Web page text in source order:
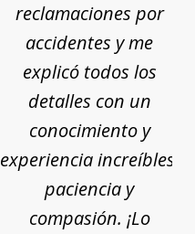
reclamaciones por
accidentes y me
explicó todos los
detalles con un
conocimiento y
experiencia increíbles,
paciencia y
compasión. ¡Lo